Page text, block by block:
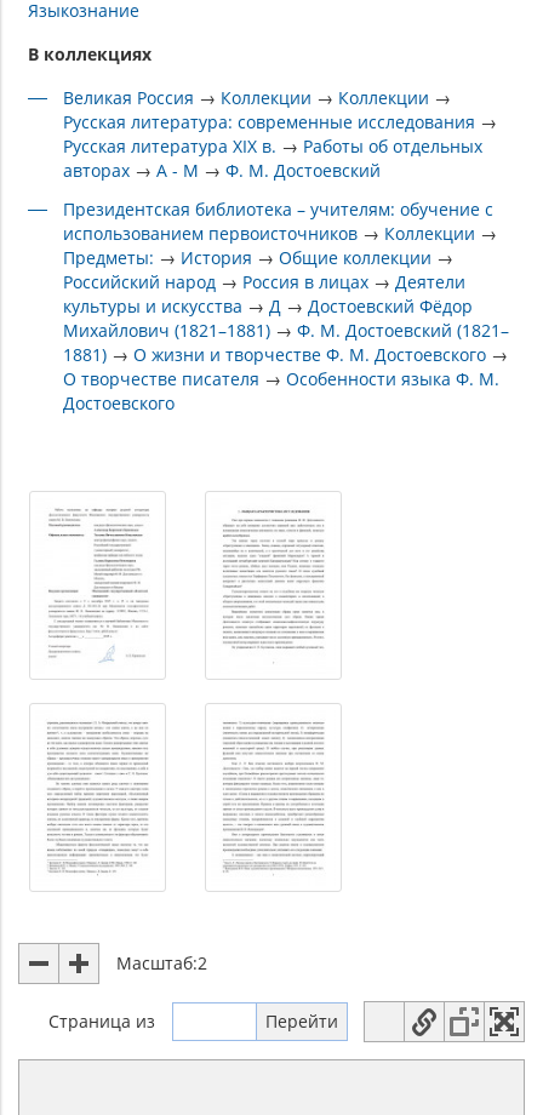
Языкознание
В коллекциях
Великая Россия → Коллекции → Коллекции →
Русская литература: современные исследования →
Русская литература XIX в. → Работы об отдельных
авторах →А - М →Ф. М. Достоевский
Президентская библиотека – учителям: обучение с
использованием первоисточников → Коллекции →
Предметы: → История →Общие коллекции →
Российский народ → Россия в лицах →Деятели
культуры и искусства →Д →Достоевский Фёдор
Михайлович (1821–1881) →Ф. М. Достоевский (1821–
1881) →О жизни и творчестве Ф. М. Достоевского →
О творчестве писателя →Особенности языка Ф. М.
Достоевского
Масштаб:2
Страница из